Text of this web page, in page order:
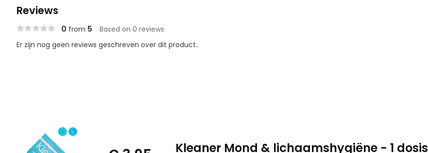
Reviews
0 from 5 Based on 0 reviews
Er zijn nog geen reviews geschreven over dit product..
Kleaner Mond & lichaamshygiëne - 1 dosis